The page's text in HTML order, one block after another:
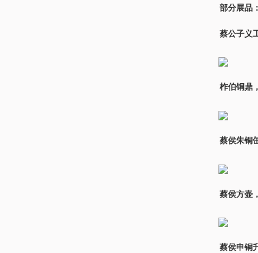
部分展品：
蔡公子义
柞伯铜鼎
蔡侯朱铜
蔡侯方壶
蔡侯申铜